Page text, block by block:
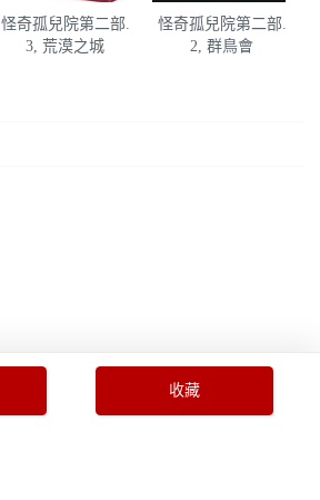
怪奇孤兒院第二部.
3, 荒漠之城
怪奇孤兒院第二部.
2, 群鳥會
收藏